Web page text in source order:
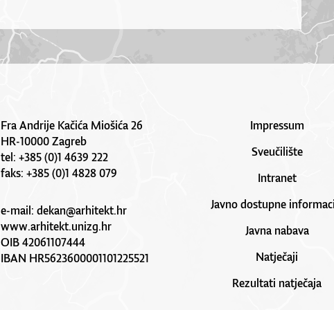
Fra Andrije Kačića Miošića 26
HR-10000 Zagreb
tel: +385 (0)1 4639 222
faks: +385 (0)1 4828 079
e-mail:dekan@arhitekt.hr
www.arhitekt.unizg.hr
OIB 42061107444
IBAN HR5623600001101225521
Impressum
Sveučilište
Intranet
Javno dostupne
Javna nabava
Natječaji
Rezultati natječaja